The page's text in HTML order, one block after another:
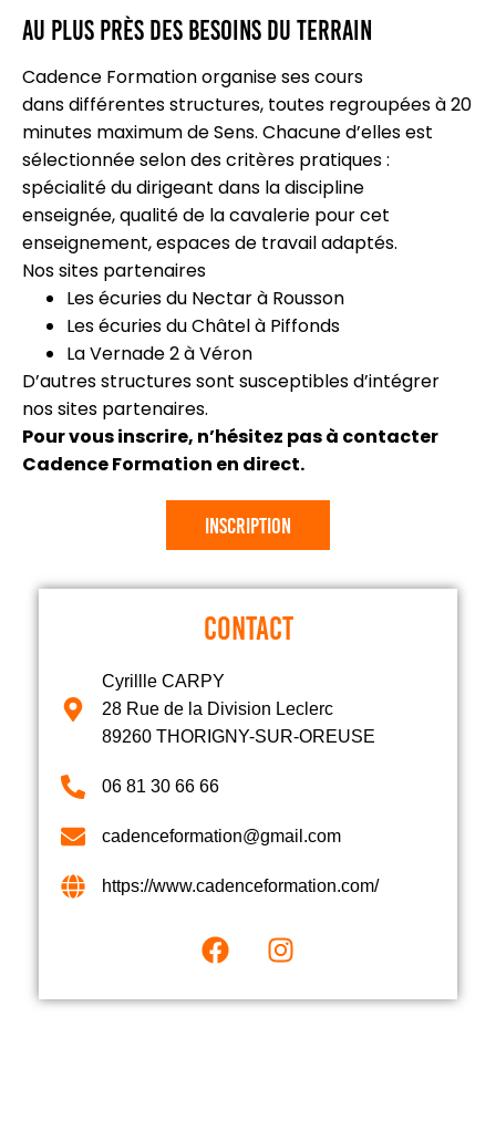
Au plus près des besoins du terrain
Cadence Formation organise ses cours
dans différentes structures, toutes regroupées à 20
minutes maximum de Sens. Chacune d’elles est
sélectionnée selon des critères pratiques :
spécialité du dirigeant dans la discipline
enseignée, qualité de la cavalerie pour cet
enseignement, espaces de travail adaptés.
Nos sites partenaires
Les écuries du Nectar à Rousson
Les écuries du Châtel à Piffonds
La Vernade 2 à Véron
D’autres structures sont susceptibles d’intégrer
nos sites partenaires.
Pour vous inscrire, n’hésitez pas à contacter
Cadence Formation en direct.
Inscription
CONTACT
Cyrillle CARPY
28 Rue de la Division Leclerc
89260 THORIGNY-SUR-OREUSE
06 81 30 66 66
cadenceformation@gmail.com
https://www.cadenceformation.com/